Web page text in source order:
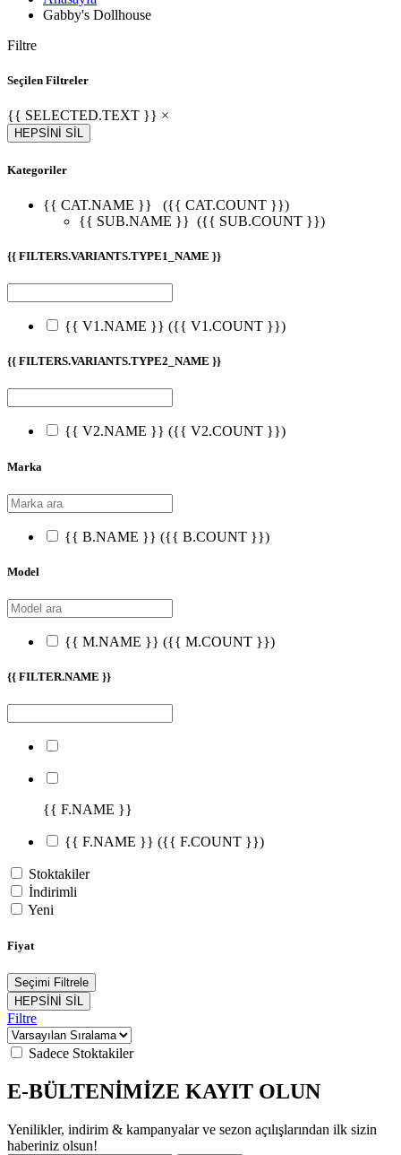
Gabby's Dollhouse
Filtre
Seçilen Filtreler
{{ SELECTED.TEXT }} ×
HEPSİNİ SİL
Kategoriler
{{ CAT.NAME }}
({{ CAT.COUNT }})
{{ SUB.NAME }} ({{ SUB.COUNT }})
{{ FILTERS.VARIANTS.TYPE1_NAME }}
{{ V1.NAME }} ({{ V1.COUNT }})
{{ FILTERS.VARIANTS.TYPE2_NAME }}
{{ V2.NAME }} ({{ V2.COUNT }})
Marka
{{ B.NAME }} ({{ B.COUNT }})
Model
{{ M.NAME }} ({{ M.COUNT }})
{{ FILTER.NAME }}
{{ F.NAME }}
{{ F.NAME }} ({{ F.COUNT }})
Stoktakiler
İndirimli
Yeni
Fiyat
Seçimi Filtrele
HEPSİNİ SİL
Filtre
Sadece Stoktakiler
E-BÜLTENİMİZE KAYIT OLUN
Yenilikler, indirim & kampanyalar ve sezon açılışlarından ilk sizin
haberiniz olsun!